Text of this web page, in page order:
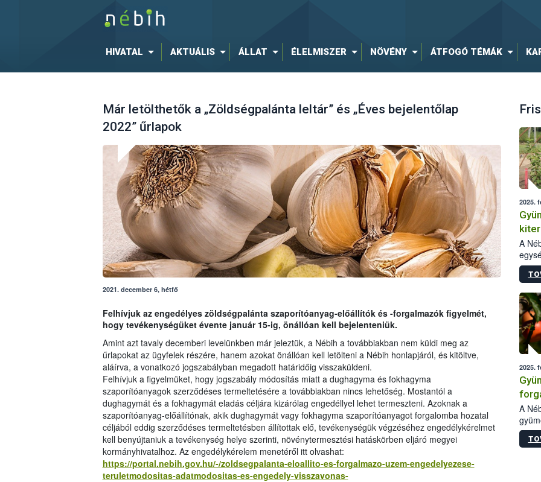
HIVATAL AKTUÁLIS ÁLLAT ÉLELMISZER NÖVÉNY ÁTFOGÓ TÉMÁK
Már letölthetők a „Zöldségpalánta leltár” és „Éves bejelentőlap
2022” űrlapok
2021. december 6, hétfő
Felhívjuk az engedélyes zöldségpalánta szaporítóanyag-előállítók és -forgalmazók figyelmét,
hogy tevékenységüket évente január 15-ig, önállóan kell bejelenteniük.
Amint azt tavaly decemberi levelünkben már jeleztük, a Nébih a továbbiakban nem küldi meg az
űrlapokat az ügyfelek részére, hanem azokat önállóan kell letölteni a Nébih honlapjáról, és kitöltve,
aláírva, a vonatkozó jogszabályban megadott határidőig visszaküldeni.
Felhívjuk a figyelmüket, hogy jogszabály módosítás miatt a dughagyma és fokhagyma
szaporítóanyagok szerződéses termeltetésére a továbbiakban nincs lehetőség. Mostantól a
dughagymát és a fokhagymát eladás céljára kizárólag engedéllyel lehet termeszteni. Azoknak a
szaporítóanyag-előállítónak, akik dughagymát vagy fokhagyma szaporítóanyagot forgalomba hozatal
céljából eddig szerződéses termeltetésben állítottak elő, tevékenységük végzéséhez engedélykérelmet
kell benyújtaniuk a tevékenység helye szerinti, növénytermesztési hatáskörben eljáró megyei
kormányhivatalhoz. Az engedélykérelem menetéről itt olvashat:
https://portal.nebih.gov.hu/-/zoldsegpalanta-eloallito-es-forgalmazo-uzem-engedelyezese-
teruletmodositas-adatmodositas-es-engedely-visszavonas-
2025.
A
való
2025.
A